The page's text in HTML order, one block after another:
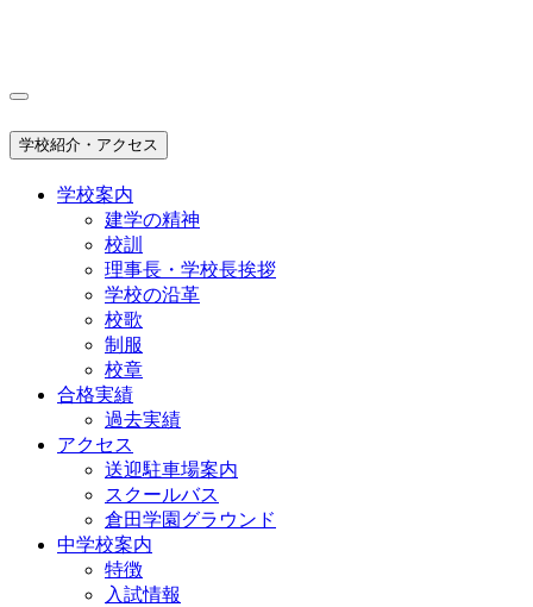
学校紹介・アクセス
学校案内
建学の精神
校訓
理事長・学校長挨拶
学校の沿革
校歌
制服
校章
合格実績
過去実績
アクセス
送迎駐車場案内
スクールバス
倉田学園グラウンド
中学校案内
特徴
入試情報